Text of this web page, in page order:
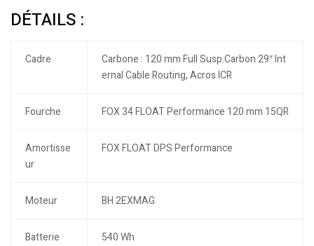
DÉTAILS :
Cadre
Carbone : 120 mm Full Susp.Carbon 29″ Int
ernal Cable Routing, Acros ICR
Fourche FOX 34 FLOAT Performance 120 mm 15QR
Amortisse
ur
FOX FLOAT DPS Performance
Moteur BH 2EXMAG
Batterie 540 Wh